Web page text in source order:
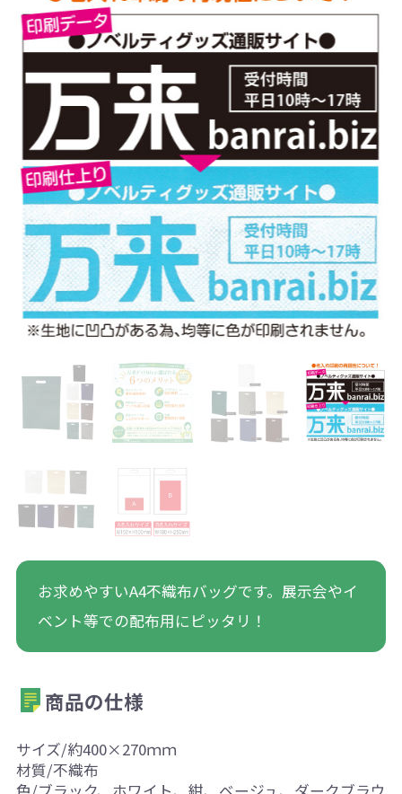
お求めやすいA4不織布バッグです。展示会やイ
ベント等での配布用にピッタリ！
商品の仕様
サイズ/約400×270ｍｍ
材質/不織布